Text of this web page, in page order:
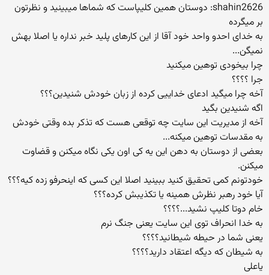
shahin2626: دوستان همین کلیپاست که شماها میبینید و نظرتون
بر میگرده
به خدای احدو واحد خود آقا از این کارهای پلید خبر نداره یا اصلا بهش
نمیگن...
چرا بیخودی توهین میکنید
جرا ؟؟؟؟
آخه چرا میگید ادعای خداییی کرده از زبان خودش شنیدین؟؟؟
اگه شنیدین بگید
آخه از مدیریت این سایت چه توقعی هست که تذکر بده وقتی خودش
به مقدسات توهین میکنه...
بعضی از دوستان به دهن این یه کی اون یکی نگاه میکنن و قضاوت
میکنن.
خودتونم کمی تحقیق کنید ببینید اصلا این کسی که اینحرفو زده کیه؟؟؟
آیا خود رهبر نظرش همینه یا تکذیبش کرده؟؟؟
خام دوتا کلیپ نشید...؟؟؟؟
به خدا انحراف توی این سایت یعنی جنگ نرم
یعنی شما در حیطه شیطانید؟؟؟؟
به شیطان که دیگه اعتقاد دارید؟؟؟؟
یاعلی